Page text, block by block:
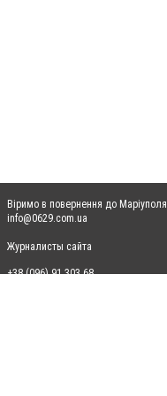
Віримо в повернення до Маріуполя
info@0629.com.ua
Журналисты сайта
+38 (096) 91 303 68